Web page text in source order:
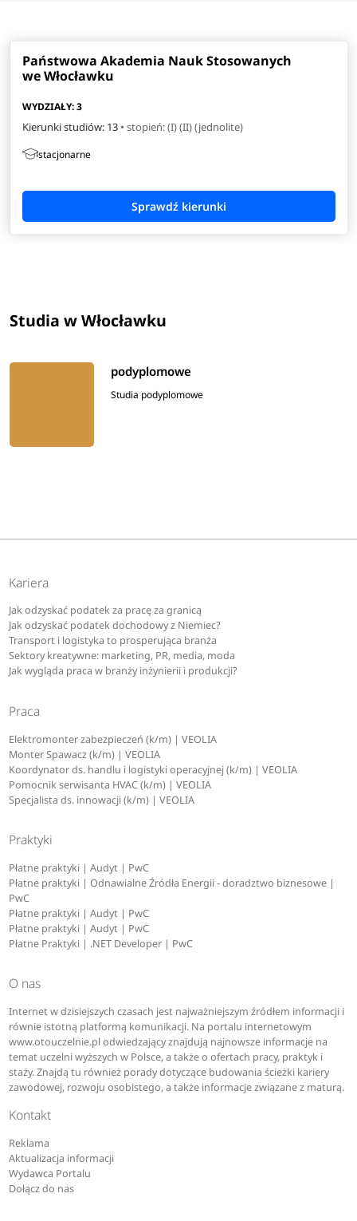
Państwowa Akademia Nauk Stosowanych
we Włocławku
WYDZIAŁY: 3
Kierunki studiów: 13 • stopień: (I) (II) (jednolite)
stacjonarne
Studia w Włocławku
podyplomowe
Studia podyplomowe
Kariera
Jak odzyskać podatek za pracę za granicą
Jak odzyskać podatek dochodowy z Niemiec?
Transport i logistyka to prosperująca branża
Sektory kreatywne: marketing, PR, media, moda
Jak wygląda praca w branży inżynierii i produkcji?
Praca
Elektromonter zabezpieczeń (k/m) | VEOLIA
Monter Spawacz (k/m) | VEOLIA
Koordynator ds. handlu i logistyki operacyjnej (k/m) | VEOLIA
Pomocnik serwisanta HVAC (k/m) | VEOLIA
Specjalista ds. innowacji (k/m) | VEOLIA
Praktyki
Płatne praktyki | Audyt | PwC
Płatne praktyki | Odnawialne Źródła Energii - doradztwo biznesowe |
PwC
Płatne praktyki | Audyt | PwC
Płatne praktyki | Audyt | PwC
Płatne Praktyki | .NET Developer | PwC
O nas
Internet w dzisiejszych czasach jest najważniejszym źródłem informacji i
równie istotną platformą komunikacji. Na portalu internetowym
www.otouczelnie.pl odwiedzający znajdują najnowsze informacje na
temat uczelni wyższych w Polsce, a także o ofertach pracy, praktyk i
staży. Znajdą tu również porady dotyczące budowania ścieżki kariery
zawodowej, rozwoju osobistego, a także informacje związane z maturą.
Kontakt
Reklama
Aktualizacja informacji
Wydawca Portalu
Dołącz do nas